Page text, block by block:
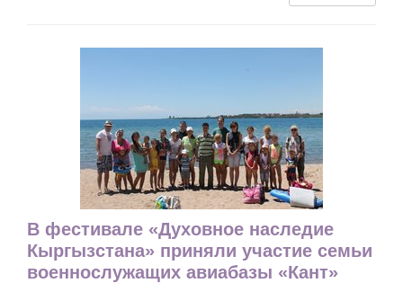
В фестивале «Духовное наследие
Кыргызстана» приняли участие семьи
военнослужащих авиабазы «Кант»